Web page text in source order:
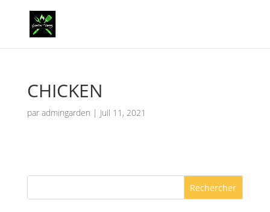
CHICKEN
par admingarden | Juil 11, 2021